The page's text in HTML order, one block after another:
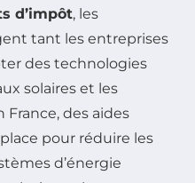
d’impôt, les
tant les entreprises
des technologies
solaires et les
France, des aides
pour réduire les
d’énergie